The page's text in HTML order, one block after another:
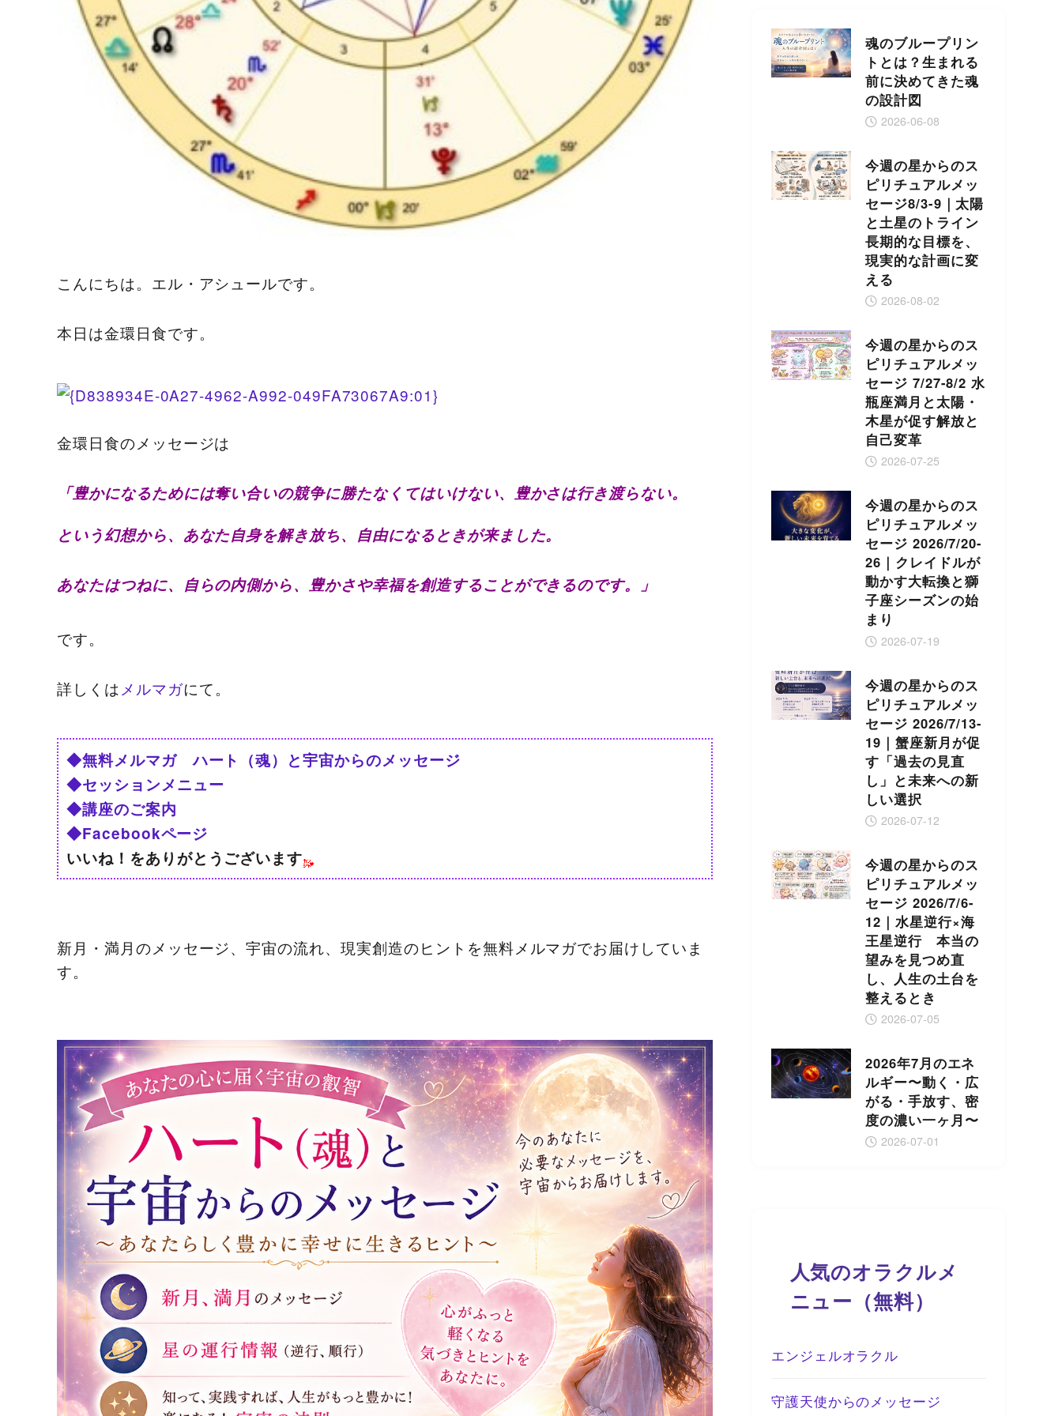
こんにちは。エル・アシュールです。
本日は金環日食です。
金環日食のメッセージは
「豊かになるためには奪い合いの競争に勝たなくてはいけない、豊かさは行き渡らない。
という幻想から、あなた自身を解き放ち、自由になるときが来ました。
あなたはつねに、自らの内側から、豊かさや幸福を創造することができるのです。」
です。
詳しくは メルマガにて。
◆無料メルマガ ハート（魂）と宇宙からのメッセージ
◆セッションメニュー
◆講座のご案内
◆Facebookページ
いいね！をありがとうございます
新月・満月のメッセージ、宇宙の流れ、現実創造のヒントを無料メルマガでお届けしていま
す。
魂のブループリン
トとは？生まれる
前に決めてきた魂
の設計図
2026-06-08
今週の星からのス
ピリチュアルメッ
セージ8/3-9｜太陽
と土星のトライン
長期的な目標を、
現実的な計画に変
える
2026-08-02
今週の星からのス
ピリチュアルメッ
セージ 7/27-8/2 水
瓶座満月と太陽・
木星が促す解放と
自己変革
2026-07-25
今週の星からのス
ピリチュアルメッ
セージ 2026/7/20-
26｜クレイドルが
動かす大転換と獅
子座シーズンの始
まり
2026-07-19
今週の星からのス
ピリチュアルメッ
セージ 2026/7/13-
19｜蟹座新月が促
す「過去の見直
し」と未来への新
しい選択
2026-07-12
今週の星からのス
ピリチュアルメッ
セージ 2026/7/6-
12｜水星逆行×海
王星逆行 本当の
望みを見つめ直
し、人生の土台を
整えるとき
2026-07-05
2026年7月のエネ
ルギー〜動く・広
がる・手放す、密
度の濃い一ヶ月〜
2026-07-01
人気のオラクルメ
ニュー（無料）
エンジェルオラクル
守護天使からのメッセージ